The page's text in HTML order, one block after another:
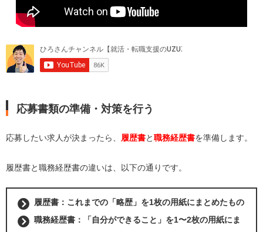
応募書類の準備・対策を行う
応募したい求人が決まったら、 履歴書と職務経歴書を準備します。
履歴書と職務経歴書の違いは、以下の通りです。
履歴書： これまでの「略歴」を1枚の用紙にまとめたもの
職務経歴書：
「自分ができること」を1〜2枚の用紙にま